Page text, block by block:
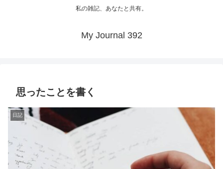
私の雑記、あなたと共有。
My Journal 392
思ったことを書く
日記